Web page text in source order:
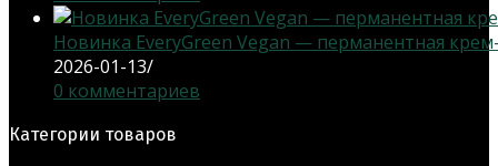
Новинка EveryGreen Vegan — перманентная
2026-01-13/
0 комментариев
Категории товаров